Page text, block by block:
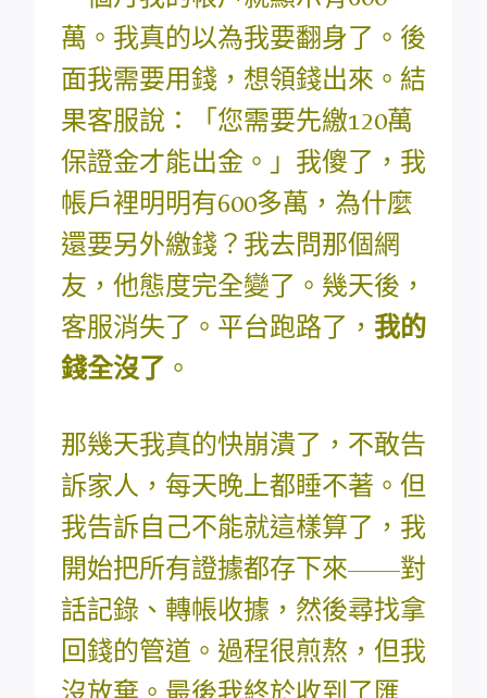
萬。我真的以為我要翻身了。後
面我需要用錢，想領錢出來。結
果客服說：「您需要先繳120萬
保證金才能出金。」我傻了，我
帳戶裡明明有600多萬，為什麼
還要另外繳錢？我去問那個網
友，他態度完全變了。幾天後，
客服消失了。平台跑路了， 我的
錢全沒了 。
那幾天我真的快崩潰了，不敢告
訴家人，每天晚上都睡不著。但
我告訴自己不能就這樣算了，我
開始把所有證據都存下來——對
話記錄、轉帳收據，然後尋找拿
回錢的管道。過程很煎熬，但我
沒放棄。最後我終於收到了匯